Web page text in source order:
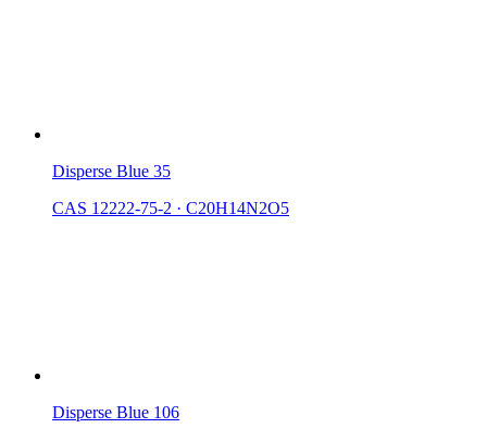
Disperse Blue 35
CAS 12222-75-2 · C20H14N2O5
Disperse Blue 106